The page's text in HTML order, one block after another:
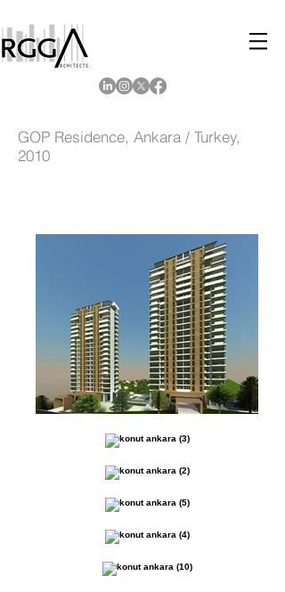
GOP Residence, Ankara / Turkey,
2010